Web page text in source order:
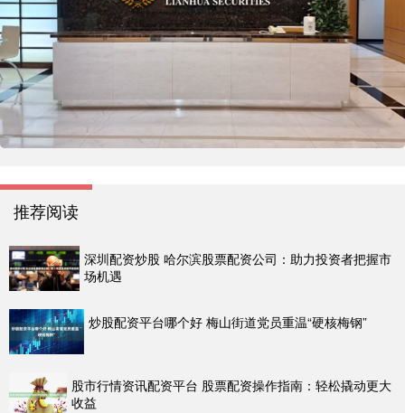
推荐阅读
深圳配资炒股 哈尔滨股票配资公司：助力投资者把握市
场机遇
炒股配资平台哪个好 梅山街道党员重温“硬核梅钢”
股市行情资讯配资平台 股票配资操作指南：轻松撬动更大
收益